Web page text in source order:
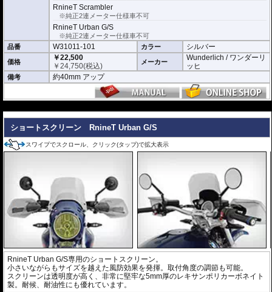
ショートスクリーン RnineT Urban G/S
スワイプでスクロール、クリック(タップ)で拡大表示
RnineT Urban G/S専用のショートスクリーン。
小さいながらもサイズを越えた風防効果を発揮。取付角度の調節も可能。
スクリーンは透明度が高く、非常に堅牢な5mm厚のレキサンポリカーボネイト
製。耐候、耐油性にも優れています。
RnineT Scrambler
※純正2連メーター仕様車不可
RnineT Urban G/S
※純正2連メーター仕様車不可
品番
W31011-101 カラー シルバー
価格
￥22,500
￥24,750(税込) メーカー
Wunderlich / ワンダーリ
ッヒ
備考 約40mm アップ